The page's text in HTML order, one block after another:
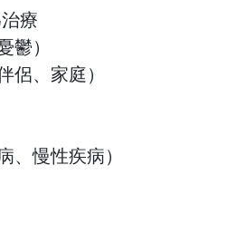
療
鬱）
侶、家庭）
、慢性疾病）